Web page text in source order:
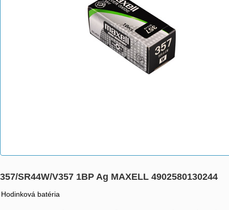
357/SR44W/V357 1BP Ag MAXELL 4902580130244
Hodinková batéria